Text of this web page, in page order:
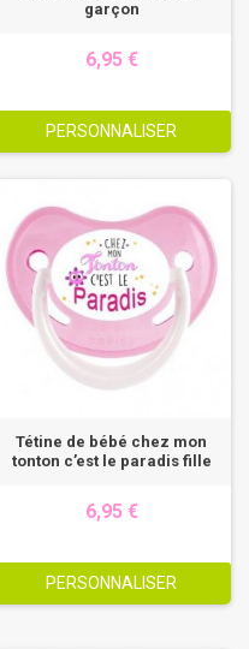
garçon
6,95 €
PERSONNALISER
Tétine de bébé chez mon
tonton c’est le paradis fille
6,95 €
PERSONNALISER